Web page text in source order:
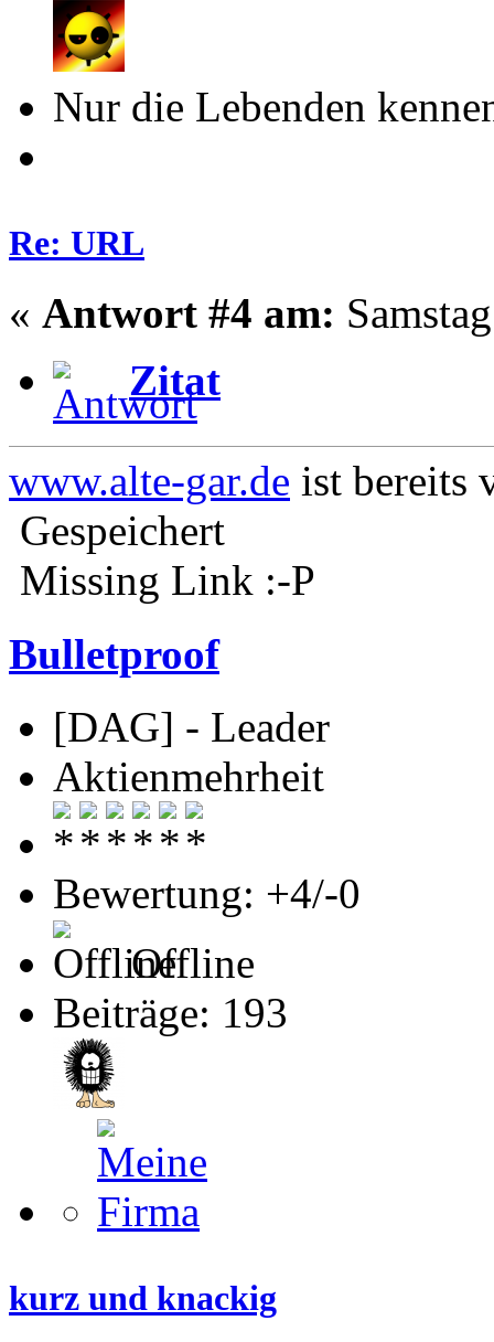
Nur die Lebenden
Re: URL
« Antwort #4 am:
Zitat
www.alte-gar.de ist bereits
Gespeichert
Missing Link :-P
Bulletproof
[DAG] - Leader
Aktienmehrheit
Bewertung: +4/-0
Offline
Beiträge: 193
kurz und knackig